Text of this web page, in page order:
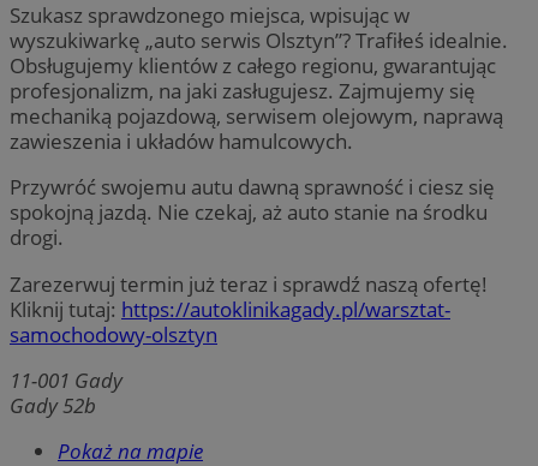
Szukasz sprawdzonego miejsca, wpisując w
wyszukiwarkę „auto serwis Olsztyn”? Trafiłeś idealnie.
Obsługujemy klientów z całego regionu, gwarantując
profesjonalizm, na jaki zasługujesz. Zajmujemy się
mechaniką pojazdową, serwisem olejowym, naprawą
zawieszenia i układów hamulcowych.
Przywróć swojemu autu dawną sprawność i ciesz się
spokojną jazdą. Nie czekaj, aż auto stanie na środku
drogi.
Zarezerwuj termin już teraz i sprawdź naszą ofertę!
Kliknij tutaj: https://autoklinikagady.pl/warsztat-
samochodowy-olsztyn
11-001 Gady
Gady 52b
Pokaż na mapie